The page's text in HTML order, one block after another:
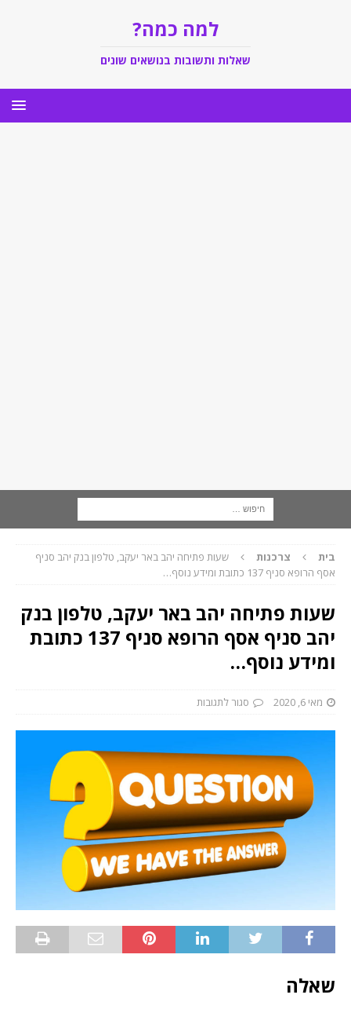
למה כמה?
שאלות ותשובות בנושאים שונים
בית צרכנות
שעות פתיחה יהב באר יעקב, טלפון בנק יהב סניף
אסף הרופא סניף 137 כתובת ומידע נוסף…
שעות פתיחה יהב באר יעקב, טלפון בנק
יהב סניף אסף הרופא סניף 137 כתובת
ומידע נוסף…
מאי 6, 2020 סגור לתגובות
שאלה